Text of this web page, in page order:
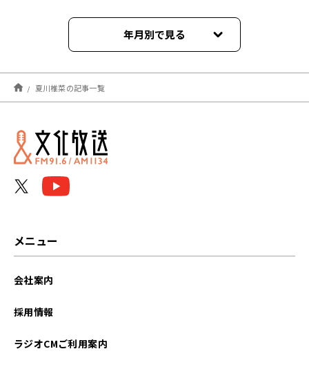
年月別で見る
2026年07月
2026年06月
2026年05月
夏川椎菜の記事一覧
メニュー
会社案内
採用情報
ラジオCMご利用案内